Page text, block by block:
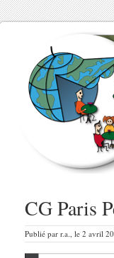
CG Paris
Publié par r.a., le 2 avril